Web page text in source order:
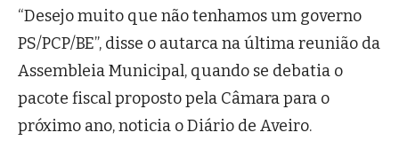
“Desejo muito que não tenhamos um governo
PS/PCP/BE”, disse o autarca na última reunião da
Assembleia Municipal, quando se debatia o
pacote fiscal proposto pela Câmara para o
próximo ano, noticia o Diário de Aveiro.